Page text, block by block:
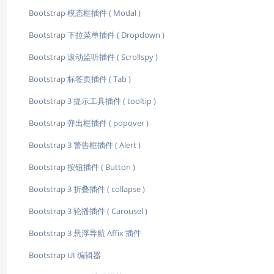
Bootstrap 模态框插件 ( Modal )
Bootstrap 下拉菜单插件 ( Dropdown )
Bootstrap 滚动监听插件 ( Scrollspy )
Bootstrap 标签页插件 ( Tab )
Bootstrap 3 提示工具插件 ( tooltip )
Bootstrap 弹出框插件 ( popover )
Bootstrap 3 警告框插件 ( Alert )
Bootstrap 按钮插件 ( Button )
Bootstrap 3 折叠插件 ( collapse )
Bootstrap 3 轮播插件 ( Carousel )
Bootstrap 3 悬浮导航 Affix 插件
Bootstrap UI 编辑器